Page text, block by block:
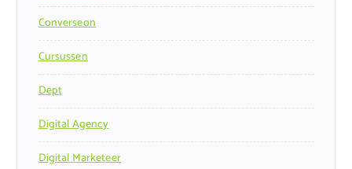
Converseon
Cursussen
Dept
Digital Agency
Digital Marketeer